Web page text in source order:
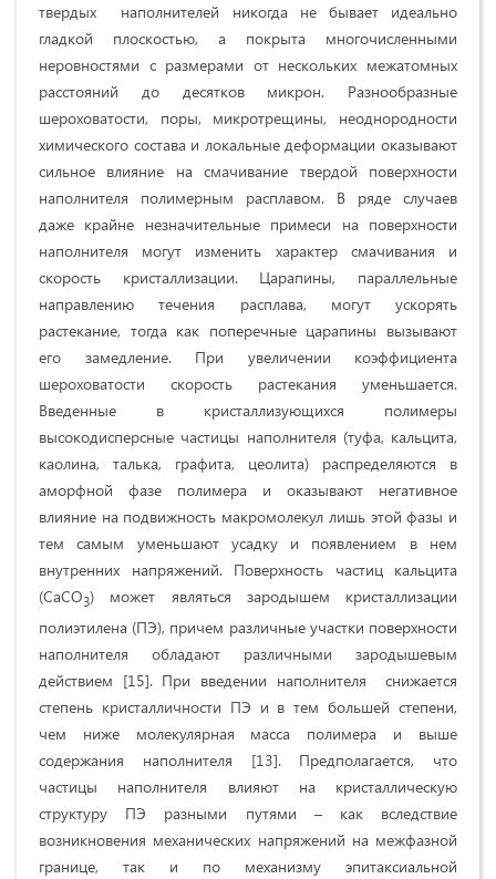
твердых наполнителей никогда не бывает идеально
гладкой плоскостью, а покрыта многочисленными
неровностями с размерами от нескольких межатомных
расстояний до десятков микрон. Разнообразные
шероховатости, поры, микротрещины, неоднородности
химического состава и локальные деформации оказывают
сильное влияние на смачивание твердой поверхности
наполнителя полимерным расплавом. В ряде случаев
даже крайне незначительные примеси на поверхности
наполнителя могут изменить характер смачивания и
скорость кристаллизации. Царапины, параллельные
направлению течения расплава, могут ускорять
растекание, тогда как поперечные царапины вызывают
его замедление. При увеличении коэффициента
шероховатости скорость растекания уменьшается.
Введенные в кристаллизующихся полимеры
высокодисперсные частицы наполнителя (туфа, кальцита,
каолина, талька, графита, цеолита) распределяются в
аморфной фазе полимера и оказывают негативное
влияние на подвижность макромолекул лишь этой фазы и
тем самым уменьшают усадку и появлением в нем
внутренних напряжений. Поверхность частиц кальцита
(CaCO3) может являться зародышем кристаллизации
полиэтилена (ПЭ), причем различные участки поверхности
наполнителя обладают различными зародышевым
действием [15]. При введении наполнителя снижается
степень кристалличности ПЭ и в тем большей степени,
чем ниже молекулярная масса полимера и выше
содержания наполнителя [13]. Предполагается, что
частицы наполнителя влияют на кристаллическую
структуру ПЭ разными путями – как вследствие
возникновения механических напряжений на межфазной
границе, так и по механизму эпитаксиальной